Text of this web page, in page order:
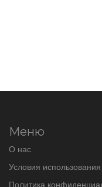
Меню
О нас
Условия использования
Политика